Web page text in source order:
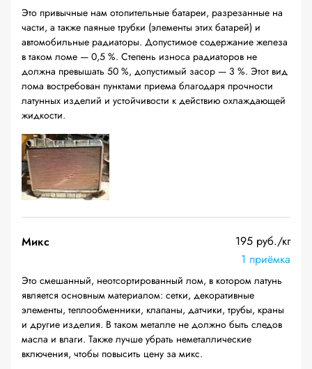
Это привычные нам отопительные батареи, разрезанные на
части, а также паяные трубки (элементы этих батарей) и
автомобильные радиаторы. Допустимое содержание железа
в таком ломе — 0,5 %. Степень износа радиаторов не
должна превышать 50 %, допустимый засор — 3 %. Этот вид
лома востребован пунктами приема благодаря прочности
латунных изделий и устойчивости к действию охлаждающей
жидкости.
Микс
195 руб./кг
1 приёмка
Это смешанный, неотсортированный лом, в котором латунь
является основным материалом: сетки, декоративные
элементы, теплообменники, клапаны, датчики, трубы, краны
и другие изделия. В таком металле не должно быть следов
масла и влаги. Также лучше убрать неметаллические
включения, чтобы повысить цену за микс.